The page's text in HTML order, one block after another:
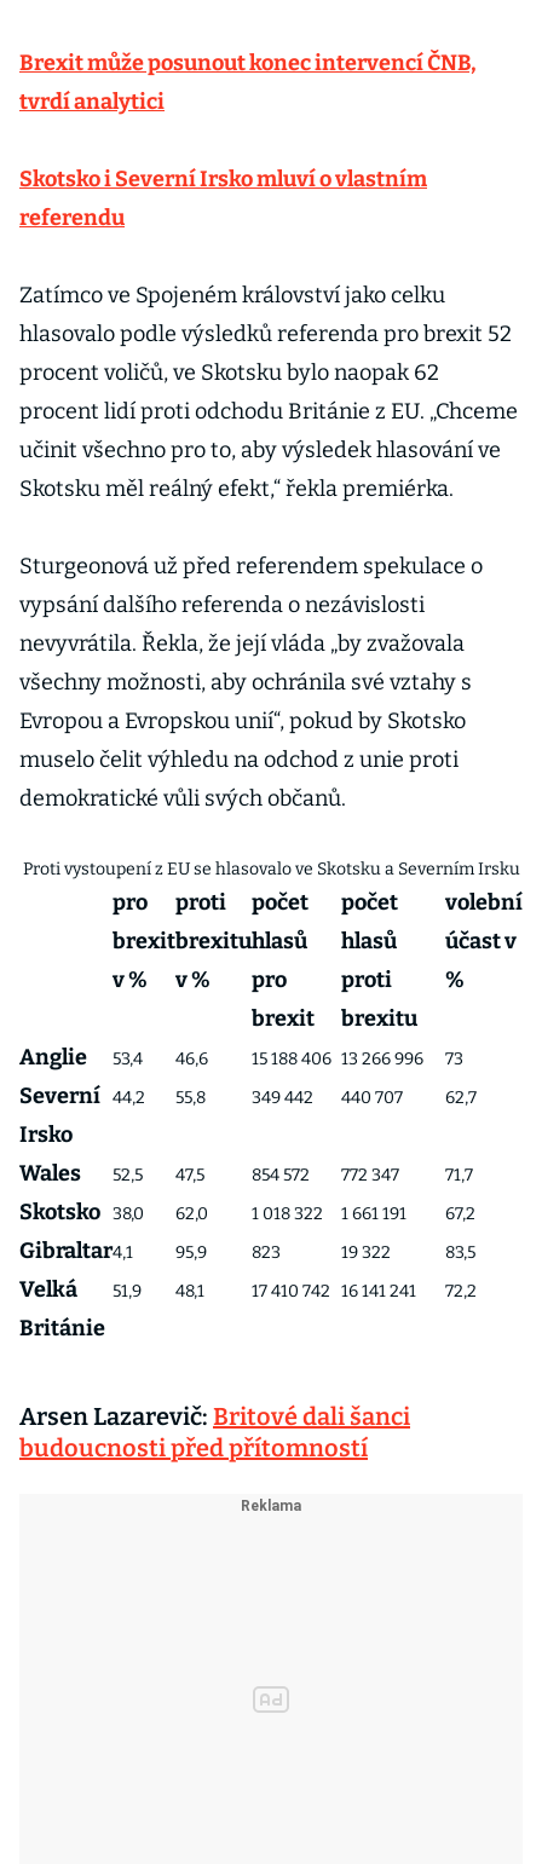
Brexit může posunout konec intervencí ČNB,
tvrdí analytici
Skotsko i Severní Irsko mluví o vlastním
referendu
Zatímco ve Spojeném království jako celku
hlasovalo podle výsledků referenda pro brexit 52
procent voličů, ve Skotsku bylo naopak 62
procent lidí proti odchodu Británie z EU. „Chceme
učinit všechno pro to, aby výsledek hlasování ve
Skotsku měl reálný efekt,“ řekla premiérka.
Sturgeonová už před referendem spekulace o
vypsání dalšího referenda o nezávislosti
nevyvrátila. Řekla, že její vláda „by zvažovala
všechny možnosti, aby ochránila své vztahy s
Evropou a Evropskou unií“, pokud by Skotsko
muselo čelit výhledu na odchod z unie proti
demokratické vůli svých občanů.
Proti vystoupení z EU se hlasovalo ve Skotsku a Severním Irsku
pro
brexit
v %
proti
brexitu
v %
počet
hlasů
pro
brexit
počet
hlasů
proti
brexitu
volební
účast v
%
Anglie 53,4 46,6 15 188 406 13 266 996 73
Severní
Irsko
44,2 55,8 349 442 440 707 62,7
Wales 52,5 47,5 854 572 772 347 71,7
Skotsko 38,0 62,0 1 018 322 1 661 191 67,2
Gibraltar4,1 95,9 823 19 322 83,5
Velká
Británie
51,9 48,1 17 410 742 16 141 241 72,2
Arsen Lazarevič: Britové dali šanci
budoucnosti před přítomností